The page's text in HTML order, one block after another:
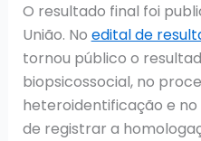
O resultado final foi
União. No edital de
tornou público o
biopsicossocial, no
heteroidentificação e
de registrar a